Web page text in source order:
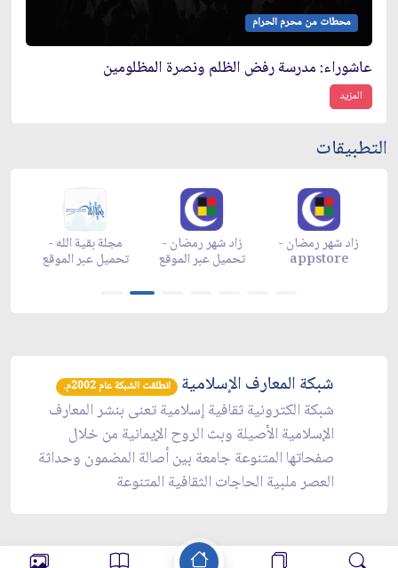
محطات من محرم الحرام
عاشوراء: مدرسة رفض الظلم ونصرة المظلومين
المزيد
التطبيقات
زاد شهر رمضان -
تحميل عبر الموقع
زاد شهر رمضان -
appstore
زاد شهر رمضان -
appgallery
شبكة المعارف الإسلامية انطلقت الشبكة عام 2002م.
شبكة الكترونية ثقافية إسلامية تعنى بنشر المعارف
الإسلامية الأصيلة وبث الروح الإيمانية من خلال
صفحاتها المتنوعة جامعة بين أصالة المضمون وحداثة
العصر ملبية الحاجات الثقافية المتنوعة